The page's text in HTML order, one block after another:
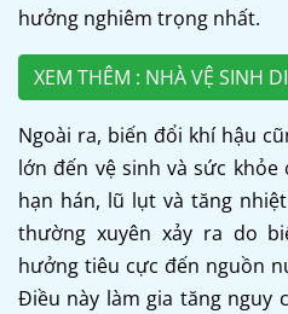
hưởng nghiêm trọng nhất.
XEM THÊM : NHÀ VỆ SINH
Ngoài ra, biến đổi khí hậu
lớn đến vệ sinh và sức
hạn hán, lũ lụt và tăng
thường xuyên xảy ra do
hưởng tiêu cực đến nguồn
Điều này làm gia tăng nguy